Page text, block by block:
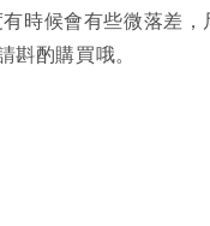
時候會有些微落差，
酌購買哦。